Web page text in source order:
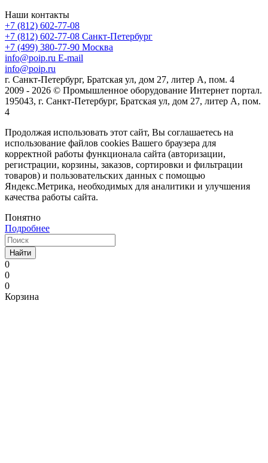
Наши контакты
+7 (812) 602-77-08
+7 (812) 602-77-08 Санкт-Петербург
+7 (499) 380-77-90 Москва
info@poip.ru E-mail
info@poip.ru
г. Санкт-Петербург, Братская ул, дом 27, литер А, пом. 4
2009 - 2026 © Промышленное оборудование Интернет портал.
195043, г. Санкт-Петербург, Братская ул, дом 27, литер А, пом.
4
Продолжая использовать этот сайт, Вы соглашаетесь на
использование файлов cookies Вашего браузера для
корректной работы функционала сайта (авторизации,
регистрации, корзины, заказов, сортировки и фильтрации
товаров) и пользовательских данных с помощью
Яндекс.Метрика, необходимых для аналитики и улучшения
качества работы сайта.
Понятно
Подробнее
Найти
0
0
0
Корзина